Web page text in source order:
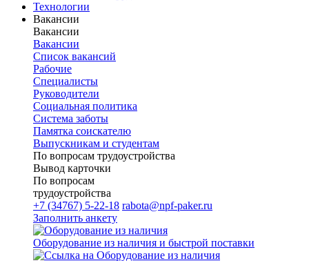
Технологии
Вакансии
Вакансии
Вакансии
Список вакансий
Рабочие
Специалисты
Руководители
Cоциальная политика
Система заботы
Памятка соискателю
Выпускникам и студентам
По вопросам трудоустройства
Вывод карточки
По вопросам
трудоустройства
+7 (34767) 5-22-18 rabota@npf-paker.ru
Заполнить анкету
Оборудование из наличия и быстрой поставки